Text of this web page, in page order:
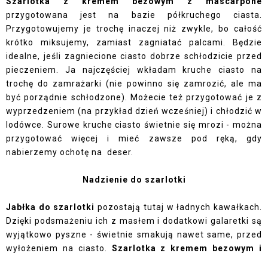
przygotowana jest na bazie półkruchego ciasta.
Przygotowujemy je trochę inaczej niż zwykle, bo całość
krótko miksujemy, zamiast zagniatać palcami. Będzie
idealne, jeśli zagniecione ciasto dobrze schłodzicie przed
pieczeniem. Ja najczęściej wkładam kruche ciasto na
trochę do zamrażarki (nie powinno się zamrozić, ale ma
być porządnie schłodzone). Możecie też przygotować je z
wyprzedzeniem (na przykład dzień wcześniej) i chłodzić w
lodówce. Surowe kruche ciasto świetnie się mrozi - można
przygotować więcej i mieć zawsze pod ręką, gdy
nabierzemy ochotę na deser.
Nadzienie do szarlotki
Jabłka do szarlotki pozostają tutaj w ładnych kawałkach.
Dzięki podsmażeniu ich z masłem i dodatkowi galaretki są
wyjątkowo pyszne - świetnie smakują nawet same, przed
wyłożeniem na ciasto. Szarlotka z kremem bezowym i